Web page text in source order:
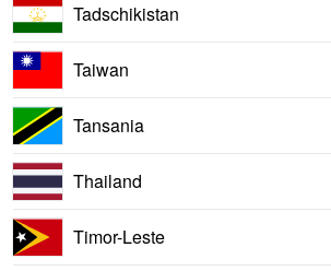
Tadschikistan
Taiwan
Tansania
Thailand
Timor-Leste